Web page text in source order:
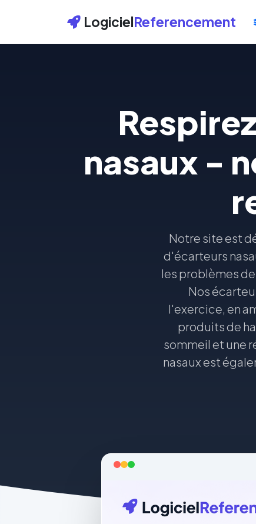
LogicielReferencement
nasaux -
Notre site est
d'écarteurs
les problèmes
Nos
l'exercice, en
produits de
sommeil et une
nasaux est